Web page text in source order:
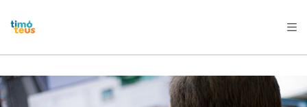
AFRICA
AMERICA / CARIBBEAN
OCEANIA